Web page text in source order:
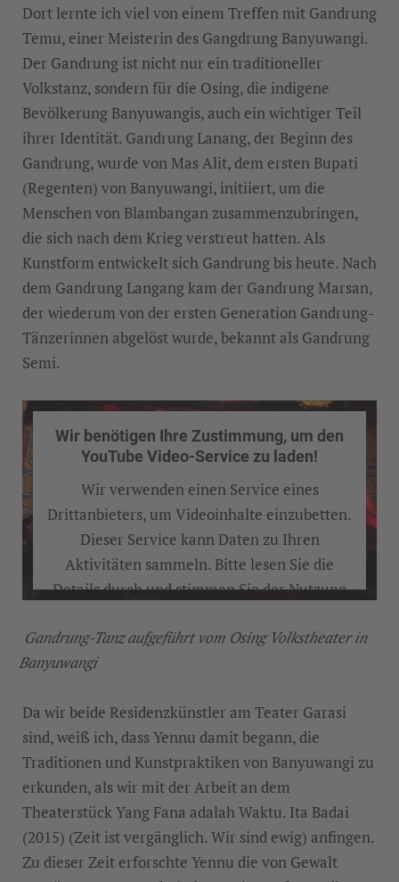
Dort lernte ich viel von einem Treffen mit Gandrung
Temu, einer Meisterin des Gangdrung Banyuwangi.
Der Gandrung ist nicht nur ein traditioneller
Volkstanz, sondern für die Osing, die indigene
Bevölkerung Banyuwangis, auch ein wichtiger Teil
ihrer Identität. Gandrung Lanang, der Beginn des
Gandrung, wurde von Mas Alit, dem ersten Bupati
(Regenten) von Banyuwangi, initiiert, um die
Menschen von Blambangan zusammenzubringen,
die sich nach dem Krieg verstreut hatten. Als
Kunstform entwickelt sich Gandrung bis heute. Nach
dem Gandrung Langang kam der Gandrung Marsan,
der wiederum von der ersten Generation Gandrung-
Tänzerinnen abgelöst wurde, bekannt als Gandrung
Semi.
Wir benötigen Ihre Zustimmung, um den
YouTube Video-Service zu laden!
Wir verwenden einen Service eines
Drittanbieters, um Videoinhalte einzubetten.
Dieser Service kann Daten zu Ihren
Aktivitäten sammeln. Bitte lesen Sie die
Details durch und stimmen Sie der Nutzung
AKZEPTIEREN
Gandrung-Tanz aufgeführt vom Osing Volkstheater in
Banyuwangi
Da wir beide Residenzkünstler am Teater Garasi
sind, weiß ich, dass Yennu damit begann, die
Traditionen und Kunstpraktiken von Banyuwangi zu
erkunden, als wir mit der Arbeit an dem
Theaterstück Yang Fana adalah Waktu. Ita Badai
(2015) (Zeit ist vergänglich. Wir sind ewig) anfingen.
Zu dieser Zeit erforschte Yennu die von Gewalt